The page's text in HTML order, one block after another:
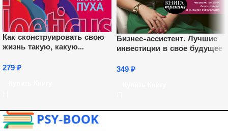
Как сконструировать свою
жизнь такую, какую
энергии эмоций
279 ₽
Бизнес-ассистент. Лучшие
инвестиции в свое будущее
349 ₽